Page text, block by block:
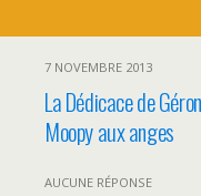
7 NOVEMBRE 2013
La Dédicace de
Moopy aux anges
AUCUNE RÉPONSE